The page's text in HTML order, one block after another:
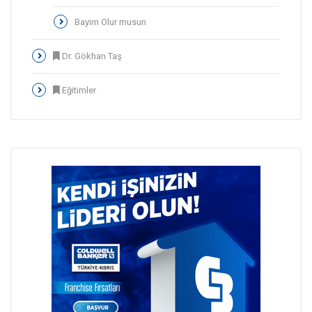
Bayim Olur musun
Dr. Gökhan Taş
Eğitimler